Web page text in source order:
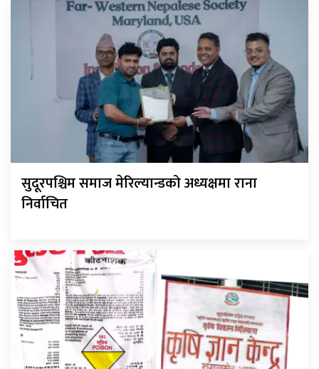
सुदूरपश्चिम समाज मेरिल्यान्डको अध्यक्षमा राना
निर्वाचित